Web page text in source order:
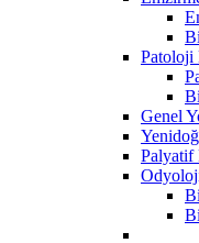
Patoloji
Genel
Palyatif